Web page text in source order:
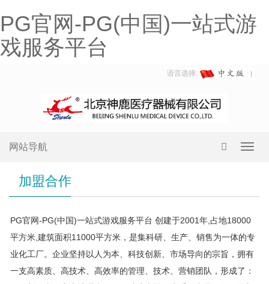
PG官网-PG(中国)一站式游
戏服务平台
语言选择:
网站导航
加盟合作
PG官网-PG(中国)一站式游戏服务平台 创建于2001年,占地18000
平方米,建筑面积11000平方米，是集科研、生产、销售为一体的专
业化工厂。企业坚持以人为本、科技创新、市场导向的宗旨，拥有
一支高素质、高技术、高效率的管理、技术、营销团队，形成了：